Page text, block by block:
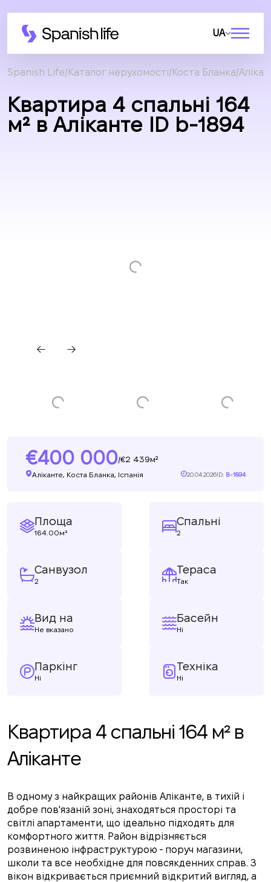
UA
Spanish Life Каталог нерухомості Коста Бланка
Квартира 4 спальні 164
м² в Аліканте ID b-1894
400 000/ 2 439м²
Аліканте, Коста Бланка, Іспанія 20.04.2026ID: B-1894
Площа
164.00м²
Спальні
2
Санвузол
2
Тераса
Так
Вид на
Не вказано
Басейн
Ні
Паркінг
Ні
Техніка
Ні
Квартира 4 спальні 164 м² в
Аліканте
В одному з найкращих районів Аліканте, в тихій і
добре пов'язаній зоні, знаходяться просторі та
світлі апартаменти, що ідеально підходять для
комфортного життя. Район відрізняється
розвиненою інфраструктурою - поруч магазини,
школи та все необхідне для повсякденних справ. З
вікон відкривається приємний відкритий вигляд, а